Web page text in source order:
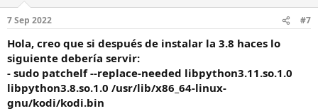
7 Sep 2022 #7
Hola, creo que si después de instalar la 3.8 haces lo
siguiente debería servir:
- sudo patchelf --replace-needed libpython3.11.so.1.0
libpython3.8.so.1.0 /usr/lib/x86_64-linux-
gnu/kodi/kodi.bin